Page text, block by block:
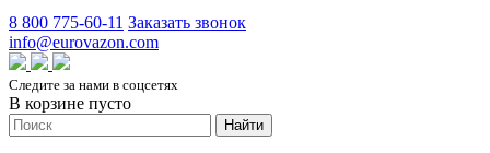
8 800 775-60-11 Заказать звонок
info@eurovazon.com
Следите за нами в соцсетях
В корзине пусто
Найти